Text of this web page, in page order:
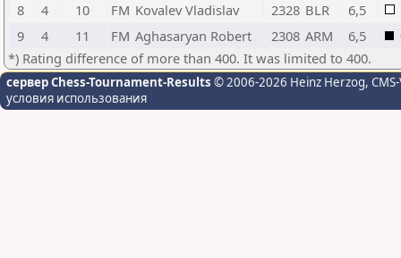
8
4 10 FM Kovalev Vladislav 2328 BLR
6,5
9
4 11 FM Aghasaryan Robert 2308 ARM 6,5
*) Rating difference of more than 400. It was limited to 400.
сервер Chess-Tournament-Results © 2006-2026 Heinz Herzog,
условия использования